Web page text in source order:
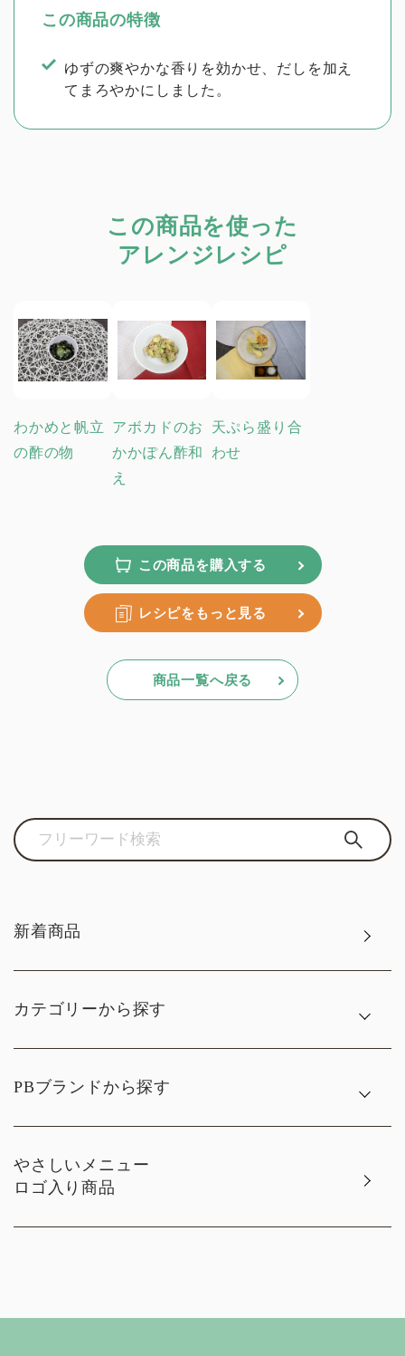
新着商品
カテゴリーから探す
PBブランドから探す
やさしいメニュー
ロゴ入り商品
この商品の特徴
ゆずの爽やかな香りを効かせ、だしを加え
てまろやかにしました。
この商品を使った
アレンジレシピ
わかめと帆立
の酢の物
アボカドのお
かかぽん酢和
え
天ぷら盛り合
わせ
この商品を購入する
レシピをもっと見る
商品一覧へ戻る